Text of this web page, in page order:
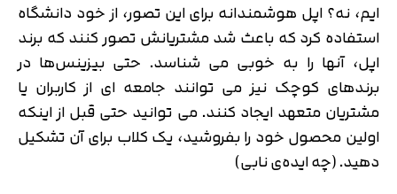
ایم، نه؟ اپل هوشمندانه برای این تصور، از خود دانشگاه
استفاده کرد که باعث شد مشتریانش تصور کنند که برند
اپل، آنها را به خوبی می شناسد. حتی بیزینس‌ها در
برندهای کوچک نیز می توانند جامعه ای از کاربران یا
مشتریان متعهد ایجاد کنند. می توانید حتی قبل از اینکه
اولین محصول خود را بفروشید، یک کلاب برای آن تشکیل
دهید. (چه ایده‌ی نابی)